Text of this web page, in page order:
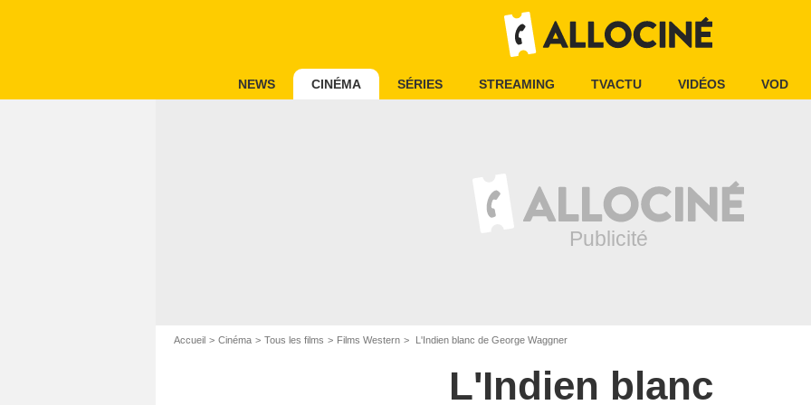
NEWS CINÉMA SÉRIES STREAMING TVACTU VIDÉOS VOD
Accueil Cinéma Tous les films Films Western L'Indien blanc de George Waggner
L'Indien blanc